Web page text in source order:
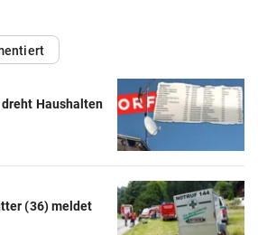
dreht Haushalten
(36) meldet